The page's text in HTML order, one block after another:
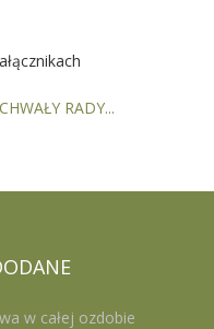
RADY...
w całej ozdobie